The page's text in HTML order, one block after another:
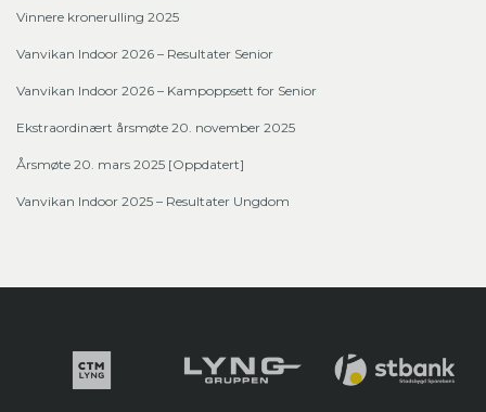
Vinnere kronerulling 2025
Vanvikan Indoor 2026 – Resultater Senior
Vanvikan Indoor 2026 – Kampoppsett for Senior
Ekstraordinært årsmøte 20. november 2025
Årsmøte 20. mars 2025 [Oppdatert]
Vanvikan Indoor 2025 – Resultater Ungdom